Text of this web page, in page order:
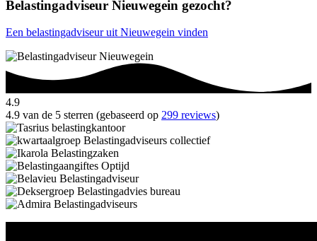
Belastingadviseur Nieuwegein gezocht?
Een belastingadviseur uit Nieuwegein vinden
4.9
4.9 van de 5 sterren (gebaseerd op 299 reviews)